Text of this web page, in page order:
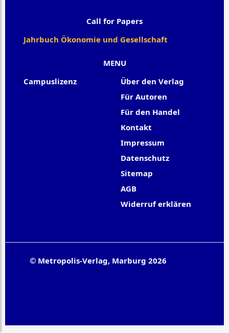
MENU
Campuslizenz
Über den Verlag
Für Autoren
Für den Handel
Kontakt
Impressum
Datenschutz
Sitemap
AGB
Widerruf erklären
Call for Papers
Jahrbuch Ökonomie und Gesellschaft
© Metropolis-Verlag, Marburg 2026